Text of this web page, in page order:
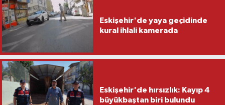
Eskişehir'de yaya geçidinde
kural ihlali kamerada
Eskişehir'de hırsızlık: Kayıp 4
büyükbaştan biri bulundu